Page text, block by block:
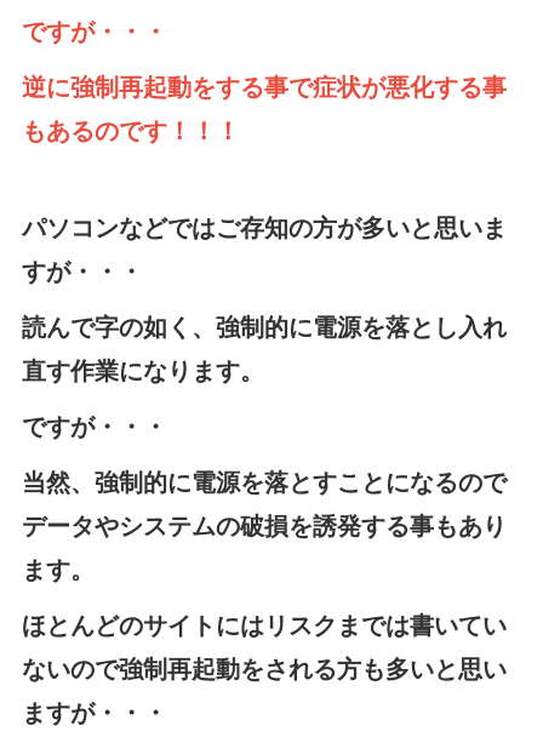
ですが・・・
逆に強制再起動をする事で症状が悪化する事
もあるのです！！！
パソコンなどではご存知の方が多いと思いま
すが・・・
読んで字の如く、強制的に電源を落とし入れ
直す作業になります。
ですが・・・
当然、強制的に電源を落とすことになるので
データやシステムの破損を誘発する事もあり
ます。
ほとんどのサイトにはリスクまでは書いてい
ないので強制再起動をされる方も多いと思い
ますが・・・